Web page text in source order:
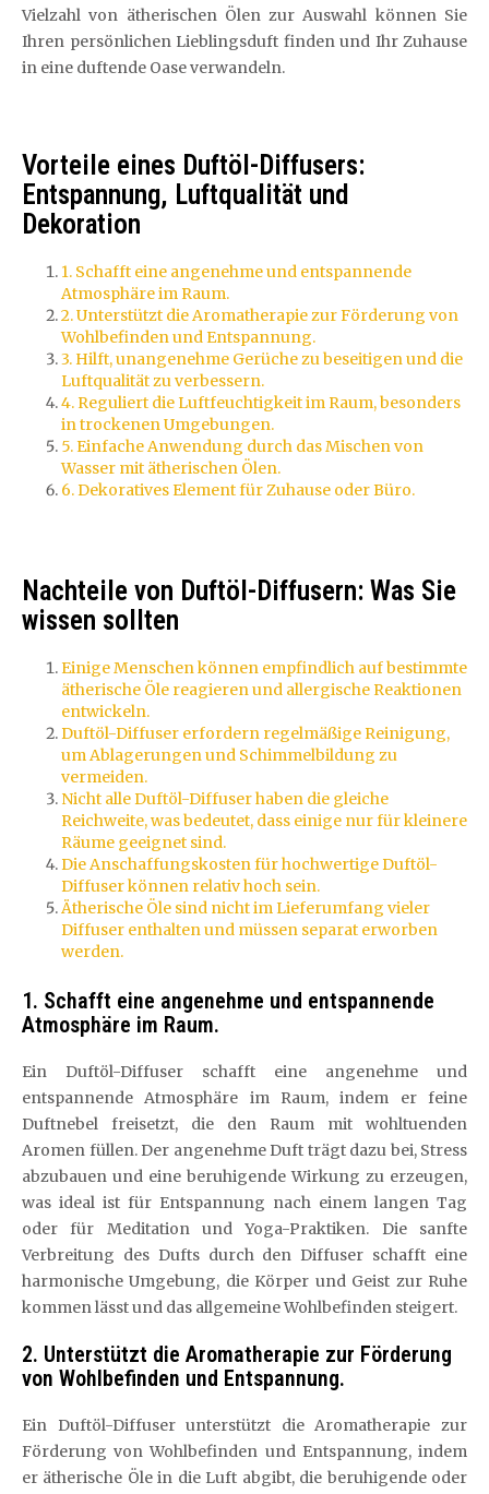
Vielzahl von ätherischen Ölen zur Auswahl können Sie
Ihren persönlichen Lieblingsduft finden und Ihr Zuhause
in eine duftende Oase verwandeln.
Vorteile eines Duftöl-Diffusers:
Entspannung, Luftqualität und
Dekoration
1. Schafft eine angenehme und entspannende
Atmosphäre im Raum.
2. Unterstützt die Aromatherapie zur Förderung von
Wohlbefinden und Entspannung.
3. Hilft, unangenehme Gerüche zu beseitigen und die
Luftqualität zu verbessern.
4. Reguliert die Luftfeuchtigkeit im Raum, besonders
in trockenen Umgebungen.
5. Einfache Anwendung durch das Mischen von
Wasser mit ätherischen Ölen.
6. Dekoratives Element für Zuhause oder Büro.
Nachteile von Duftöl-Diffusern: Was Sie
wissen sollten
Einige Menschen können empfindlich auf bestimmte
ätherische Öle reagieren und allergische Reaktionen
entwickeln.
Duftöl-Diffuser erfordern regelmäßige Reinigung,
um Ablagerungen und Schimmelbildung zu
vermeiden.
Nicht alle Duftöl-Diffuser haben die gleiche
Reichweite, was bedeutet, dass einige nur für kleinere
Räume geeignet sind.
Die Anschaffungskosten für hochwertige Duftöl-
Diffuser können relativ hoch sein.
Ätherische Öle sind nicht im Lieferumfang vieler
Diffuser enthalten und müssen separat erworben
werden.
1. Schafft eine angenehme und entspannende
Atmosphäre im Raum.
Ein Duftöl-Diffuser schafft eine angenehme und
entspannende Atmosphäre im Raum, indem er feine
Duftnebel freisetzt, die den Raum mit wohltuenden
Aromen füllen. Der angenehme Duft trägt dazu bei, Stress
abzubauen und eine beruhigende Wirkung zu erzeugen,
was ideal ist für Entspannung nach einem langen Tag
oder für Meditation und Yoga-Praktiken. Die sanfte
Verbreitung des Dufts durch den Diffuser schafft eine
harmonische Umgebung, die Körper und Geist zur Ruhe
kommen lässt und das allgemeine Wohlbefinden steigert.
2. Unterstützt die Aromatherapie zur Förderung
von Wohlbefinden und Entspannung.
Ein Duftöl-Diffuser unterstützt die Aromatherapie zur
Förderung von Wohlbefinden und Entspannung, indem
er ätherische Öle in die Luft abgibt, die beruhigende oder